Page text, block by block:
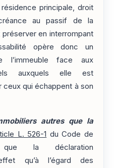
principale, droit
au passif de la
en interrompant
opère donc un
l’immeuble face aux
auxquels elle est
qui échappent à son
autres que la
L. 526-1 du Code de
la déclaration
qu’à l’égard des